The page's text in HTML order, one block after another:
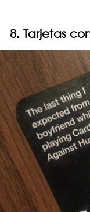
8. Tarjetas